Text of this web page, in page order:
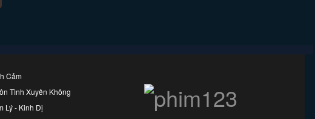
Cảm
Tình Xuyên Không
Lý - Kinh Dị